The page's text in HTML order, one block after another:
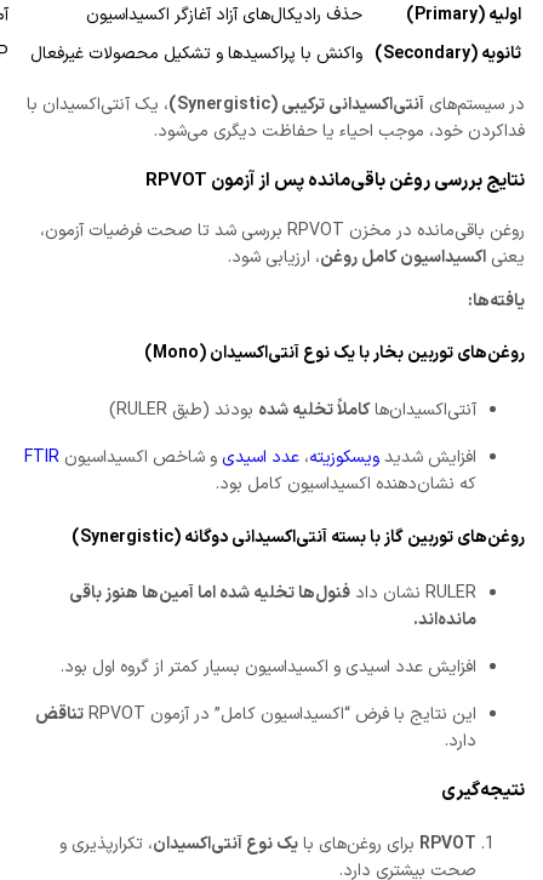
اولیه (Primary)
حذف رادیکال‌های آزاد آغازگر اکسیداسیون
ثانویه (Secondary)
واکنش با پراکسیدها و تشکیل محصولات غیرفعال
در سیستم‌های آنتی‌اکسیدانی ترکیبی (Synergistic)
، یک آنتی‌اکسیدان با
فداکردن خود، موجب احیاء یا حفاظت دیگری می‌شود.
نتایج بررسی روغن باقی‌مانده پس از آزمون RPVOT
روغن باقی‌مانده در مخزن RPVOT بررسی شد تا صحت فرضیات آزمون،
یعنی اکسیداسیون کامل روغن، ارزیابی شود.
یافته‌ها:
روغن‌های توربین بخار با یک نوع آنتی‌اکسیدان (Mono)
آنتی‌اکسیدان‌هاکاملاً تخلیه شده بودند (طبق RULER)
افزایش شدیدویسکوزیته، عدد اسیدیو شاخص اکسیداسیون FTIR
که نشان‌دهنده اکسیداسیون کامل بود.
روغن‌های توربین گاز با بسته آنتی‌اکسیدانی دوگانه (Synergistic)
RULER نشان داد
فنول‌ها تخلیه شده اما آمین‌ها هنوز باقی‌
مانده‌اند.
افزایش عدد اسیدی و اکسیداسیون بسیار کمتر از گروه اول بود.
این نتایج با فرض “اکسیداسیون کامل” در آزمون RPVOT
تناقض
دارد.
نتیجه‌گیری
RPVOT برای روغن‌های بایک نوع آنتی‌اکسیدان، تکرارپذیری و
صحت بیشتری دارد.